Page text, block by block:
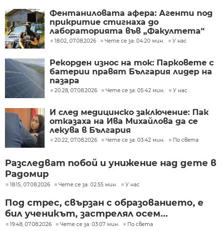
Фентаниловата афера: Агенти под
прикритие стигнаха до
лабораторията във „Факултета“
18:02, 07.08.2026 Чете се за: 04:20 мин. У нас
Рекорден износ на ток: Парковете с
батерии правят България лидер на
пазара
20:28, 07.08.2026 Чете се за: 05:42 мин. У нас
И след медицинско заключение: Пак
отказаха на Ива Михайлова да се
лекува в България
20:22, 07.08.2026 Чете се за: 03:42 мин. По света
Разследват побой и унижение над дете в
Радомир
18:15, 07.08.2026 Чете се за: 02:55 мин. У нас
Под стрес, свързан с образованието, е
бил ученикът, застрелял осем...
19:48, 07.08.2026 Чете се за: 03:07 мин. По света